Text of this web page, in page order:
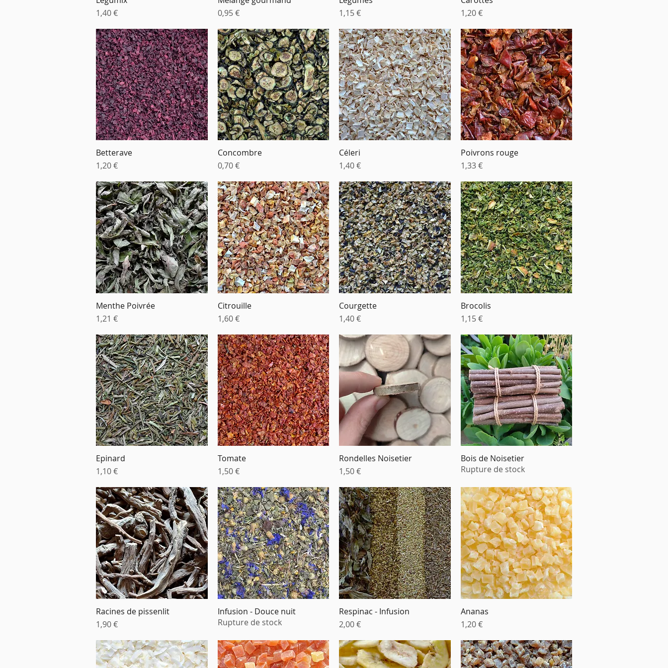
Prix
1,40 €
Prix
0,95 €
Prix
1,15 €
Prix
1,20 €
Aperçu rapide
Betterave
Prix
1,20 €
Aperçu rapide
Concombre
Prix
0,70 €
Céleri
Prix
1,40 €
Aperçu rapide
Poivrons rouge
Prix
1,33 €
Aperçu rapide
Menthe Poivrée
Prix
1,21 €
Aperçu rapide
Citrouille
Prix
1,60 €
Aperçu rapide
Courgette
Prix
1,40 €
Brocolis
Prix
1,15 €
Epinard
Prix
1,10 €
Tomate
Prix
1,50 €
Aperçu rapide
Rondelles Noisetier
Prix
1,50 €
Aperçu rapide
Bois de Noisetier
Rupture de stock
Aperçu rapide
Racines de pissenlit
Prix
1,90 €
Aperçu rapide
Infusion - Douce nuit
Rupture de stock
Aperçu rapide
Respinac - Infusion
Prix
2,00 €
Ananas
Prix
1,20 €